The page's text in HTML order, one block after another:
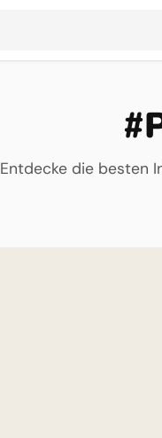
Entdecke die besten